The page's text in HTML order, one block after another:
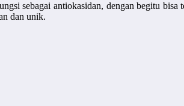
sebagai antiokasidan, dengan begitu
dan unik.